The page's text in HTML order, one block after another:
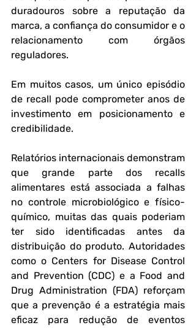
duradouros sobre a reputação da
marca, a confiança do consumidor e o
relacionamento com órgãos
reguladores.
Em muitos casos, um único episódio
de recall pode comprometer anos de
investimento em posicionamento e
credibilidade.
Relatórios internacionais demonstram
que grande parte dos recalls
alimentares está associada a falhas
no controle microbiológico e físico-
químico, muitas das quais poderiam
ter sido identificadas antes da
distribuição do produto. Autoridades
como o Centers for Disease Control
and Prevention (CDC) e a Food and
Drug Administration (FDA) reforçam
que a prevenção é a estratégia mais
eficaz para redução de eventos